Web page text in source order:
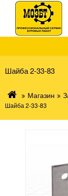
Шайба 2-33-83
Магазин
Шайба 2-33-83